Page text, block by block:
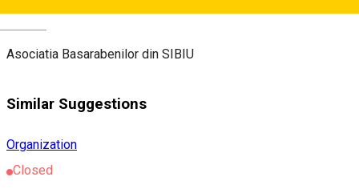
Asociatia Basarabenilor din SIBIU
Similar Suggestions
Organization
Closed